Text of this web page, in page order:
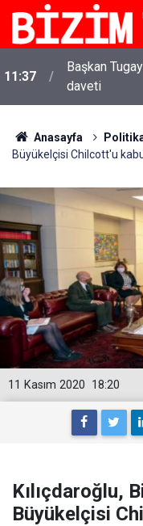
11:37
Başkan
daveti
Anasayfa
Büyükelçisi Chilcott'u
18:20
11 Kasım 2020
Kılıçdaroğlu,
Büyükelçisi